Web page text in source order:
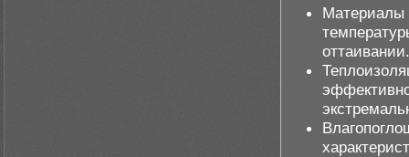
Материалы
оттаивании.